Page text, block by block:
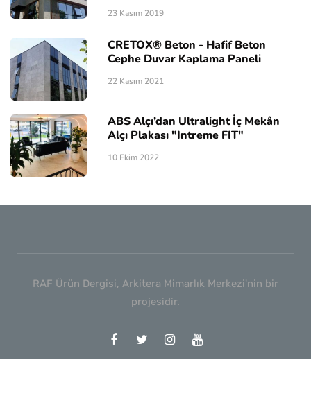
23 Kasım 2019
CRETOX® Beton - Hafif Beton
Cephe Duvar Kaplama Paneli
22 Kasım 2021
ABS Alçı’dan Ultralight İç Mekân
Alçı Plakası "Intreme FIT"
10 Ekim 2022
RAF Ürün Dergisi, Arkitera Mimarlık Merkezi'nin bir
projesidir.